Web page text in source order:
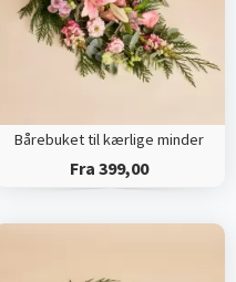
Bårebuket til kærlige minder
Fra 399,00